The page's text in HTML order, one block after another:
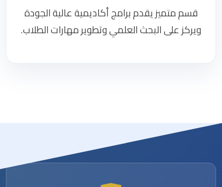
قسم متميز يقدم برامج أكاديمية عالية الجودة
ويركز على البحث العلمي وتطوير مهارات الطلاب.